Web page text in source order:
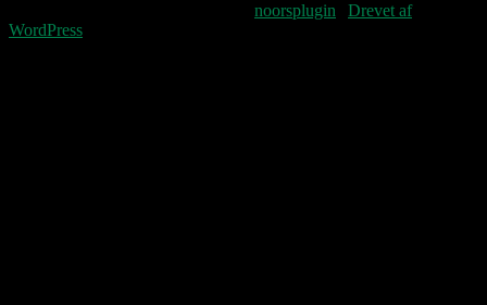
noorsplugin
Drevet af
WordPress